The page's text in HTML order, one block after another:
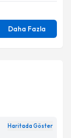
Daha Fazla
Haritada Göster